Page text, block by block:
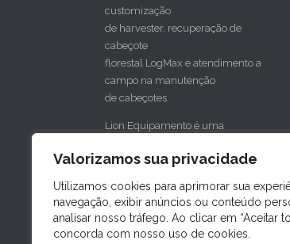
Valorizamos sua privacidade
Utilizamos cookies para aprimorar sua
navegação, exibir anúncios ou conteúdo
analisar nosso tráfego. Ao clicar em “Aceitar
concorda com nosso uso de cookies.
customização
de harvester, recuperação de
cabeçote
florestal LogMax e atendimento a
campo na manutenção
de cabeçotes.
Lion Equipamento é uma
sueco SP Maskiner

FAÇA SUA COTAÇÃO